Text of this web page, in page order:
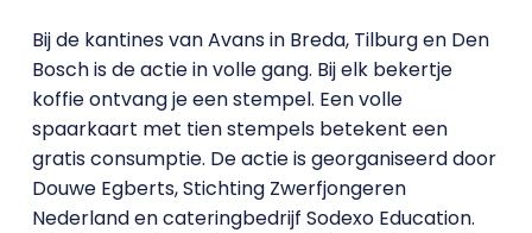
Bij de kantines van Avans in Breda, Tilburg en Den
Bosch is de actie in volle gang. Bij elk bekertje
koffie ontvang je een stempel. Een volle
spaarkaart met tien stempels betekent een
gratis consumptie. De actie is georganiseerd door
Douwe Egberts, Stichting Zwerfjongeren
Nederland en cateringbedrijf Sodexo Education.